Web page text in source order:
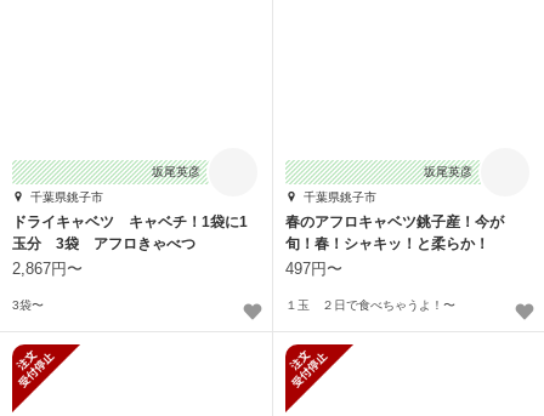
坂尾英彦
千葉県銚子市
ドライキャベツ キャベチ！1袋に1
玉分 3袋 アフロきゃべつ
2,867円〜
3袋〜
坂尾英彦
千葉県銚子市
春のアフロキャベツ銚子産！今が
旬！春！シャキッ！と柔らか！
497円〜
１玉 ２日で食べちゃうよ！〜